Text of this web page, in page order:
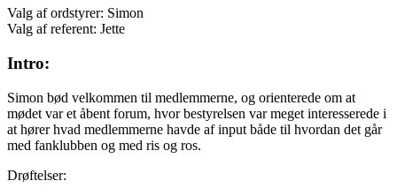
Valg af ordstyrer: Simon
Valg af referent: Jette
Intro:
Simon bød velkommen til medlemmerne, og orienterede om at
mødet var et åbent forum, hvor bestyrelsen var meget interesserede i
at hører hvad medlemmerne havde af input både til hvordan det går
med fanklubben og med ris og ros.
Drøftelser: